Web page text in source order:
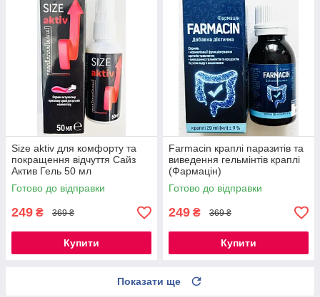
Size aktiv для комфорту та
покращення відчуття Сайз
Актив Гель 50 мл
Готово до відправки
249 ₴ 369 ₴
Купити
Farmacin краплі паразитів та
виведення гельмінтів краплі
(Фармацін)
Готово до відправки
249 ₴ 369 ₴
Купити
Показати ще